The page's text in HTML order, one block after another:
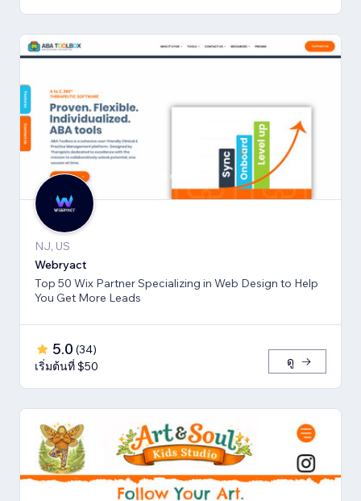
NJ, US
Webryact
Top 50 Wix Partner Specializing in Web Design to Help
You Get More Leads
5.0 (34)
เริ่มต้นที่ $50
ดู